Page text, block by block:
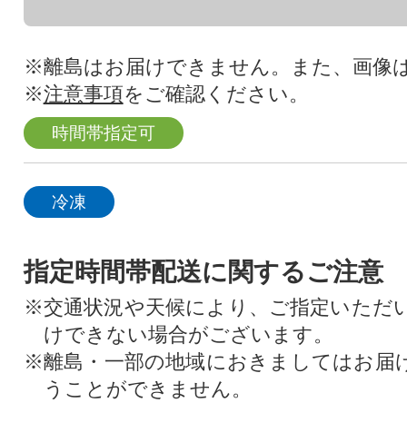
※離島はお届けできません。また、画像
※注意事項をご確認ください。
時間帯指定可
冷凍
指定時間帯配送に関するご注意
※交通状況や天候により、ご指定いただ
けできない場合がございます。
※離島・一部の地域におきましてはお届
うことができません。